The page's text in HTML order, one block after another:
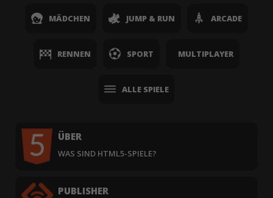
MÄDCHEN JUMP & RUN ARCADE
RENNEN SPORT MULTIPLAYER
ALLE SPIELE
ÜBER
WAS SIND HTML5-SPIELE?
PUBLISHER